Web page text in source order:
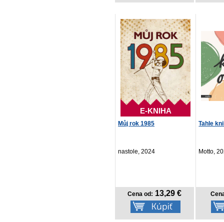
E-KNIHA
Můj rok 1985
nastole, 2024
Cena od: 13,29 €
Tahle
Motto,